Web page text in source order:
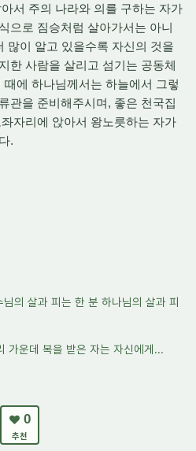
서 주의 나라와 의를 구하는 자가
으로 짐승처럼 살아가서는 아니
많이 알고 있을수록 자신의 것을
한 사람을 살리고 섬기는 공동체
에 하나님께서는 하늘에서 그렇
관을 준비해주시며, 좋은 천국집
자리에 앉아서 왕노릇하는 자가
.
의 살과 피는 한 분 하나님의 살과 피
운데 복을 받은 자는 자신에게...
0
추천